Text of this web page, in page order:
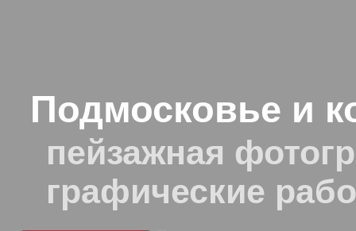
Подмосковье и
пейзажная
графические